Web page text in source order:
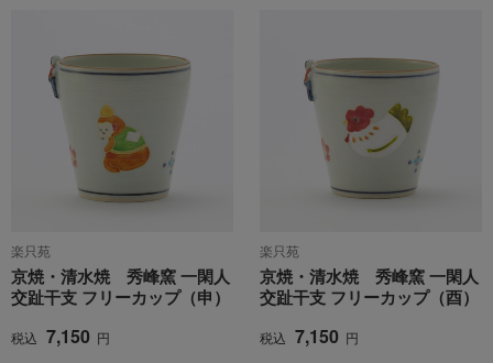
楽只苑
京焼・清水焼 秀峰窯 一閑人
交趾干支 フリーカップ（申）
税込 7,150 円
楽只苑
京焼・清水焼 秀峰窯 一閑人
交趾干支 フリーカップ（酉）
税込 7,150 円